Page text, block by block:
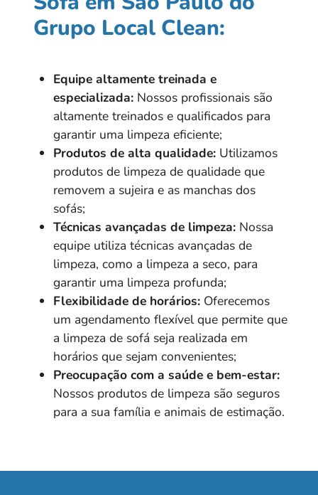
Grupo Local Clean:
Equipe altamente treinada e
especializada: Nossos profissionais são
altamente treinados e qualificados para
garantir uma limpeza eficiente;
Produtos de alta qualidade: Utilizamos
produtos de limpeza de qualidade que
removem a sujeira e as manchas dos
sofás;
Técnicas avançadas de limpeza: Nossa
equipe utiliza técnicas avançadas de
limpeza, como a limpeza a seco, para
garantir uma limpeza profunda;
Flexibilidade de horários: Oferecemos
um agendamento flexível que permite que
a limpeza de sofá seja realizada em
horários que sejam convenientes;
Preocupação com a saúde e bem-estar:
Nossos produtos de limpeza são seguros
para a sua família e animais de estimação.